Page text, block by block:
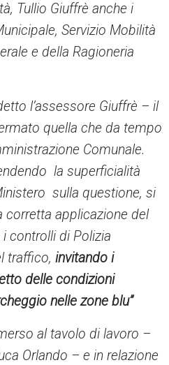
Tullio Giuffrè anche i
Servizio Mobilità
e della Ragioneria
l’assessore Giuffrè – il
quella che da tempo
Comunale.
la superficialità
sulla questione, si
corretta applicazione del
controlli di Polizia
traffico,invitando i
delle condizioni
nelle zone blu”
al tavolo di lavoro –
Orlando – e in relazione